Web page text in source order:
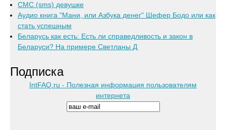
СМС (sms) девушке
Аудио книга "Мани, или Азбука денег" Шефер Бодо или как
стать успешным
Беларусь как есть: Есть ли справедливость и закон в
Беларуси? На примере Светланы Д
Подписка
IntFAQ.ru - Полезная информация пользователям
интернета